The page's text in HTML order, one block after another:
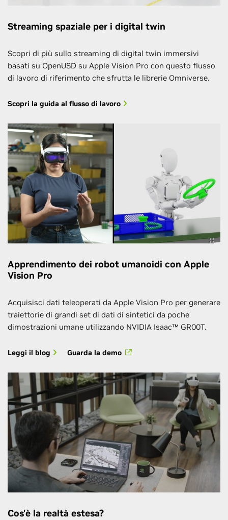
Streaming spaziale per i digital twin
Scopri di più sullo streaming di digital twin immersivi
basati su OpenUSD su Apple Vision Pro con questo flusso
di lavoro di riferimento che sfrutta le librerie Omniverse.
Scopri la guida al flusso di lavoro
Apprendimento dei robot umanoidi con Apple
Vision Pro
Acquisisci dati teleoperati da Apple Vision Pro per generare
traiettorie di grandi set di dati di sintetici da poche
dimostrazioni umane utilizzando NVIDIA Isaac™ GR00T.
Leggi il blog Guarda la demo
Cos'è la realtà estesa?